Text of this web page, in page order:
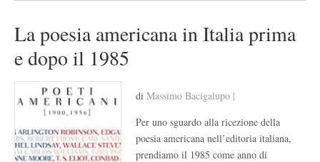
La poesia americana in Italia prima
e dopo il 1985
di Massimo Bacigalupo |
Per uno sguardo alla ricezione della
poesia americana nell’editoria italiana,
prendiamo il 1985 come anno di